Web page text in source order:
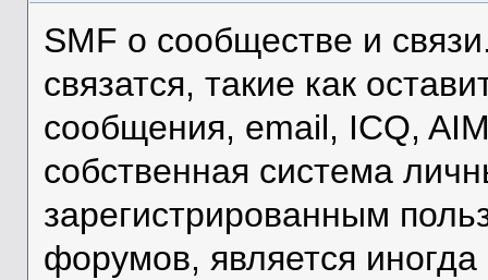
SMF о сообществе и
связатся, такие как
сообщения, email, ICQ,
собственная система
зарегистрированным
форумов, является